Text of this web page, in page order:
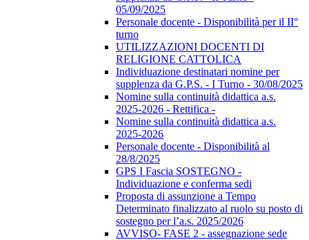
05/09/2025
Personale docente - Disponibilità per il II°
turno
UTILIZZAZIONI DOCENTI DI
RELIGIONE CATTOLICA
Individuazione destinatari nomine per
supplenza da G.P.S. - I Turno - 30/08/2025
Nomine sulla continuità didattica a.s.
2025-2026 - Rettifica -
Nomine sulla continuità didattica a.s.
2025-2026
Personale docente - Disponibilità al
28/8/2025
GPS I Fascia SOSTEGNO -
Individuazione e conferma sedi
Proposta di assunzione a Tempo
Determinato finalizzato al ruolo su posto di
sostegno per l’a.s. 2025/2026
AVVISO- FASE 2 - assegnazione sede